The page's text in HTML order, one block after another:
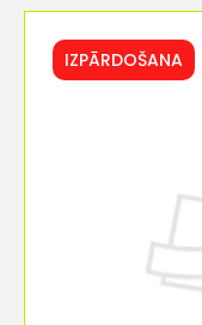
IZPĀRDOŠANA